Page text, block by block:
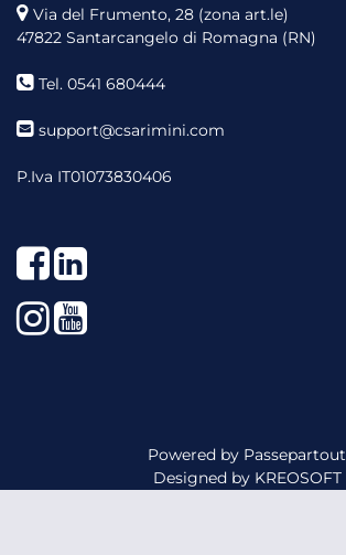
Via del Frumento, 28 (zona art.le)
47822 Santarcangelo di Romagna (RN)
Tel. 0541 680444
support@csarimini.com
P.Iva IT01073830406
Facebook
LinkedIn
Instagram
YouTube
Powered by Passepartout
Designed by KREOSOFT